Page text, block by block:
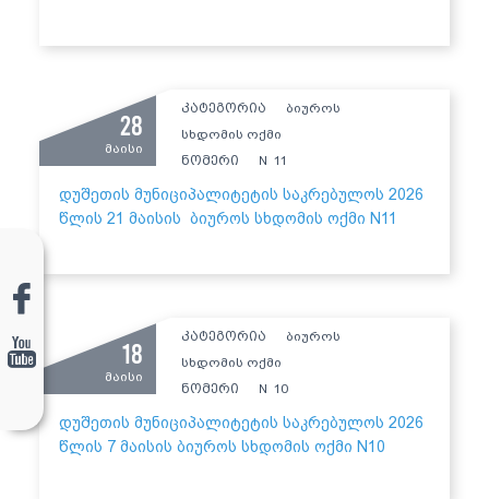
28
მაისი
კატეგორია
ბიუროს
სხდომის ოქმი
ნომერი
N 11
დუშეთის მუნიციპალიტეტის საკრებულოს 2026
წლის 21 მაისის ბიუროს სხდომის ოქმი N11
18
მაისი
კატეგორია
ბიუროს
სხდომის ოქმი
ნომერი
N 10
დუშეთის მუნიციპალიტეტის საკრებულოს 2026
წლის 7 მაისის ბიუროს სხდომის ოქმი N10